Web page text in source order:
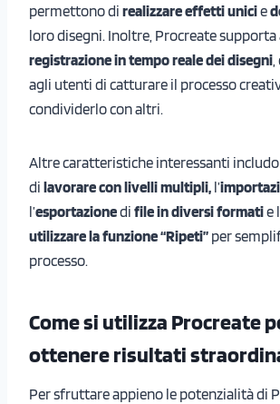
permettono di realizzare effetti unicie
loro disegni. Inoltre, Procreate supporta
registrazione in tempo reale dei disegni
agli utenti di catturare il processo
condividerlo con altri.
Altre caratteristiche interessanti
di lavorare con livelli multipli, l’
l’esportazionedi file in diversi formatie
utilizzare la funzione “Ripeti” per
processo.
Come si utilizza Procreate
ottenere risultati
Per sfruttare appieno le potenzialità di